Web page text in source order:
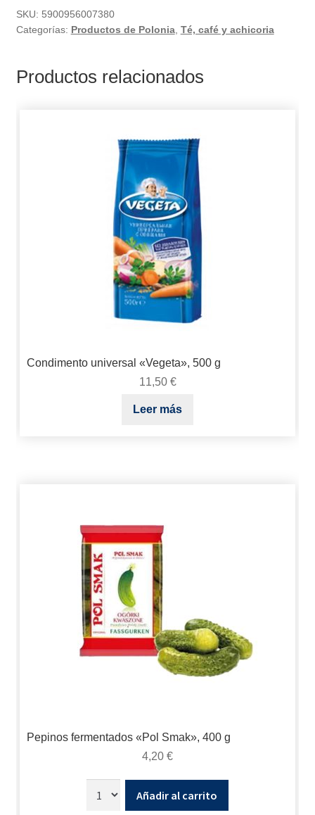
SKU: 5900956007380
Categorías: Productos de Polonia, Té, café y achicoria
Productos relacionados
Condimento universal «Vegeta», 500 g
11,50 €
Leer más
Pepinos fermentados «Pol Smak», 400 g
4,20 €
Añadir al carrito